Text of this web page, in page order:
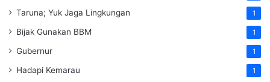
Taruna; Yuk Jaga Lingkungan 1
Bijak Gunakan BBM 1
Gubernur 1
Hadapi Kemarau 1